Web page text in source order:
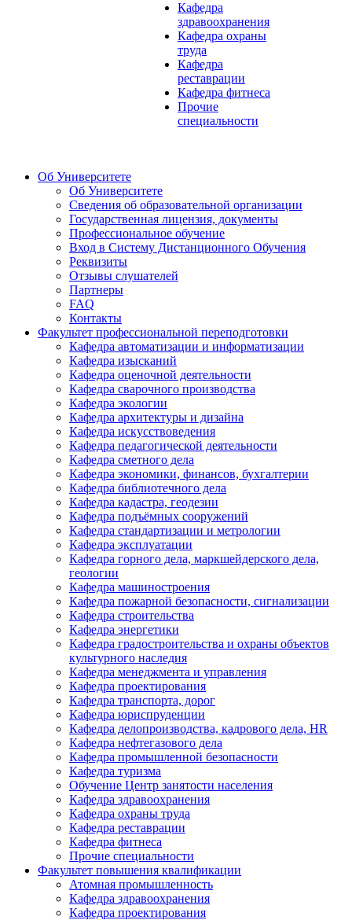
Кафедра
здравоохранения
Кафедра охраны
труда
Кафедра
реставрации
Кафедра фитнеса
Прочие
специальности
Об Университете
Об Университете
Сведения об образовательной организации
Государственная лицензия, документы
Профессиональное обучение
Вход в Систему Дистанционного Обучения
Реквизиты
Отзывы слушателей
Партнеры
FAQ
Контакты
Факультет профессиональной переподготовки
Кафедра автоматизации и информатизации
Кафедра изысканий
Кафедра оценочной деятельности
Кафедра сварочного производства
Кафедра экологии
Кафедра архитектуры и дизайна
Кафедра искусствоведения
Кафедра педагогической деятельности
Кафедра сметного дела
Кафедра экономики, финансов, бухгалтерии
Кафедра библиотечного дела
Кафедра кадастра, геодезии
Кафедра подъёмных сооружений
Кафедра стандартизации и метрологии
Кафедра эксплуатации
Кафедра горного дела, маркшейдерского дела,
геологии
Кафедра машиностроения
Кафедра пожарной безопасности, сигнализации
Кафедра строительства
Кафедра энергетики
Кафедра градостроительства и охраны объектов
культурного наследия
Кафедра менеджмента и управления
Кафедра проектирования
Кафедра транспорта, дорог
Кафедра юриспруденции
Кафедра делопроизводства, кадрового дела, HR
Кафедра нефтегазового дела
Кафедра промышленной безопасности
Кафедра туризма
Обучение Центр занятости населения
Кафедра здравоохранения
Кафедра охраны труда
Кафедра реставрации
Кафедра фитнеса
Прочие специальности
Факультет повышения квалификации
Атомная промышленность
Кафедра здравоохранения
Кафедра проектирования